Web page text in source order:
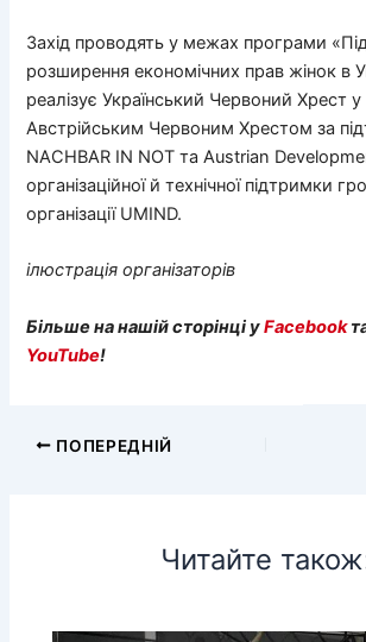
Захід проводять у межах програми
розширення економічних прав жінок в
реалізує Український Червоний Хрест у
Австрійським Червоним Хрестом за
NACHBAR IN NOT та Austrian
організаційної й технічної підтримки
організації UMIND.
ілюстрація організаторів
Більше на нашій сторінці уFacebook
YouTube!
ПОПЕРЕДНІЙ
Читайте